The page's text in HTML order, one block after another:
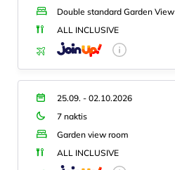
Double standard Garden View
ALL INCLUSIVE
25.09. - 02.10.2026
7 naktis
Garden view room
ALL INCLUSIVE